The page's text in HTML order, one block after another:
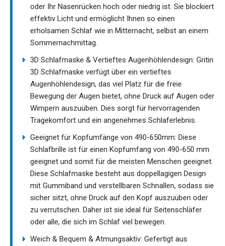
oder Ihr Nasenrücken hoch oder niedrig ist. Sie blockiert
effektiv Licht und ermöglicht Ihnen so einen
erholsamen Schlaf wie in Mitternacht, selbst an einem
Sommernachmittag.
3D Schlafmaske & Vertieftes Augenhöhlendesign: Gritin
3D Schlafmaske verfügt über ein vertieftes
Augenhöhlendesign, das viel Platz für die freie
Bewegung der Augen bietet, ohne Druck auf Augen oder
Wimpern auszuüben. Dies sorgt für hervorragenden
Tragekomfort und ein angenehmes Schlaferlebnis.
Geeignet für Kopfumfänge von 490-650mm: Diese
Schlafbrille ist für einen Kopfumfang von 490-650 mm
geeignet und somit für die meisten Menschen geeignet.
Diese Schlafmaske besteht aus doppellagigen Design
mit Gummiband und verstellbaren Schnallen, sodass sie
sicher sitzt, ohne Druck auf den Kopf auszuüben oder
zu verrutschen. Daher ist sie ideal für Seitenschläfer
oder alle, die sich im Schlaf viel bewegen.
Weich & Bequem & Atmungsaktiv: Gefertigt aus